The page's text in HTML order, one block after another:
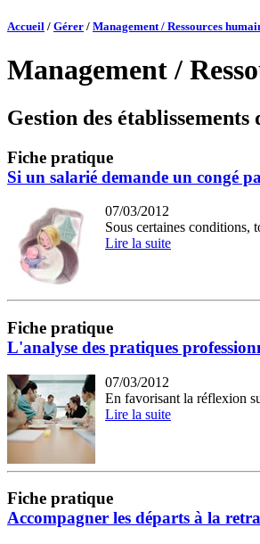
Accueil / Gérer / Management / Ressources
Management /
Gestion des
Fiche pratique
Si un salarié demande un congé
07/03/2012
Sous certaines conditions,
Lire la suite
Fiche pratique
L'analyse des pratiques
07/03/2012
En favorisant la réflexion
Lire la suite
Fiche pratique
Accompagner les départs à la